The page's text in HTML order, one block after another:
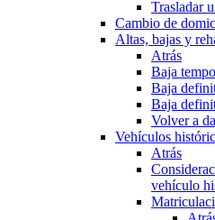
Trasladar
Cambio de
Altas, bajas y
Atrás
Baja
Baja
Baja
Volver a
Vehículos
Atrás
vehículo